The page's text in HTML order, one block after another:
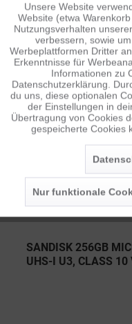
ÄHNLICHE ARTIKEL
Diese Artikel sind dem
Persönliche
SANDISK 256GB
UHS-I U3, CLASS
Funktionale
Tracking
Personalisierung
Service
Unsere Website
Website (etwa
Nutzungsverhalten
verbessern, sowie
Werbeplattformen Dritter
Erkenntnisse für
Informationen zu
Datenschutzerklärung.
du uns, diese optionalen
der Einstellungen in
Übertragung von Cookies
gespeicherte Cookies
Nur funktionale